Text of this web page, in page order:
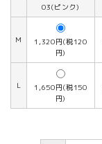
03(ピンク)
M
1,320円(税120
円)
L
1,650円(税150
円)